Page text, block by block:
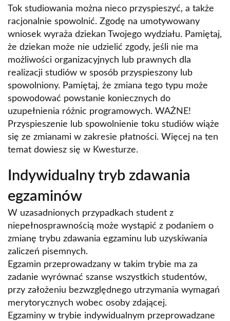
Tok studiowania można nieco przyspieszyć, a także
racjonalnie spowolnić. Zgodę na umotywowany
wniosek wyraża dziekan Twojego wydziału. Pamiętaj,
że dziekan może nie udzielić zgody, jeśli nie ma
możliwości organizacyjnych lub prawnych dla
realizacji studiów w sposób przyspieszony lub
spowolniony. Pamiętaj, że zmiana tego typu może
spowodować powstanie koniecznych do
uzupełnienia różnic programowych. WAŻNE!
Przyspieszenie lub spowolnienie toku studiów wiąże
się ze zmianami w zakresie płatności. Więcej na ten
temat dowiesz się w Kwesturze.
Indywidualny tryb zdawania
egzaminów
W uzasadnionych przypadkach student z
niepełnosprawnością może wystąpić z podaniem o
zmianę trybu zdawania egzaminu lub uzyskiwania
zaliczeń pisemnych.
Egzamin przeprowadzany w takim trybie ma za
zadanie wyrównać szanse wszystkich studentów,
przy założeniu bezwzględnego utrzymania wymagań
merytorycznych wobec osoby zdającej.
Egzaminy w trybie indywidualnym przeprowadzane